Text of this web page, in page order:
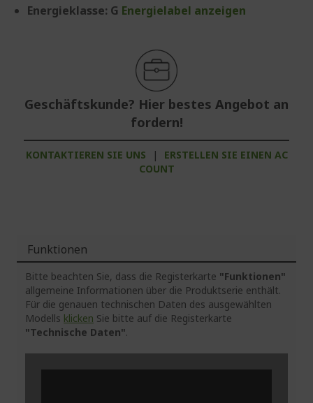
Energieklasse: G Energielabel anzeigen
Geschäftskunde? Hier bestes Angebot an
fordern!
KONTAKTIEREN SIE UNS |
ERSTELLEN SIE EINEN AC
COUNT
Funktionen
Bitte beachten Sie, dass die Registerkarte "Funktionen"
allgemeine Informationen über die Produktserie enthält.
Für die genauen technischen Daten des ausgewählten
Modells klicken Sie bitte auf die Registerkarte
"Technische Daten".